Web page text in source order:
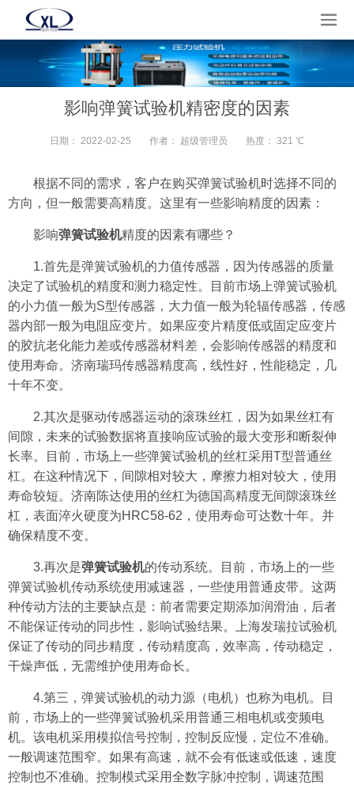
影响弹簧试验机精密度的因素
日期： 2022-02-25 作者： 超级管理员 热度： 321 ℃
根据不同的需求，客户在购买弹簧试验机时选择不同的
方向，但一般需要高精度。这里有一些影响精度的因素：
影响弹簧试验机精度的因素有哪些？
1.首先是弹簧试验机的力值传感器，因为传感器的质量
决定了试验机的精度和测力稳定性。目前市场上弹簧试验机
的小力值一般为S型传感器，大力值一般为轮辐传感器，传感
器内部一般为电阻应变片。如果应变片精度低或固定应变片
的胶抗老化能力差或传感器材料差，会影响传感器的精度和
使用寿命。济南瑞玛传感器精度高，线性好，性能稳定，几
十年不变。
2.其次是驱动传感器运动的滚珠丝杠，因为如果丝杠有
间隙，未来的试验数据将直接响应试验的最大变形和断裂伸
长率。目前，市场上一些弹簧试验机的丝杠采用T型普通丝
杠。在这种情况下，间隙相对较大，摩擦力相对较大，使用
寿命较短。济南陈达使用的丝杠为德国高精度无间隙滚珠丝
杠，表面淬火硬度为HRC58-62，使用寿命可达数十年。并
确保精度不变。
3.再次是弹簧试验机的传动系统。目前，市场上的一些
弹簧试验机传动系统使用减速器，一些使用普通皮带。这两
种传动方法的主要缺点是：前者需要定期添加润滑油，后者
不能保证传动的同步性，影响试验结果。上海发瑞拉试验机
保证了传动的同步精度，传动精度高，效率高，传动稳定，
干燥声低，无需维护使用寿命长。
4.第三，弹簧试验机的动力源（电机）也称为电机。目
前，市场上的一些弹簧试验机采用普通三相电机或变频电
机。该电机采用模拟信号控制，控制反应慢，定位不准确。
一般调速范围窄。如果有高速，就不会有低速或低速，速度
控制也不准确。控制模式采用全数字脉冲控制，调速范围